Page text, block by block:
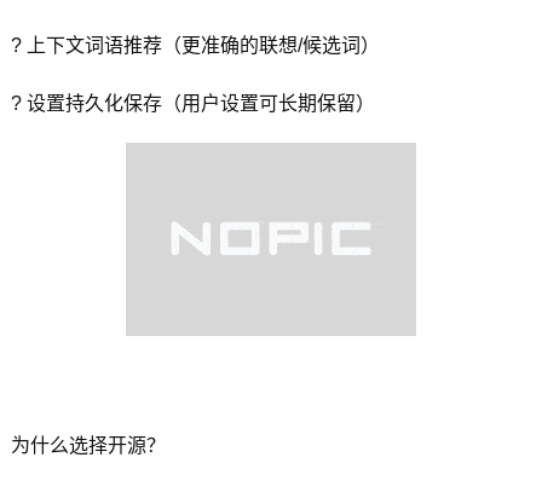
? 上下文词语推荐（更准确的联想/候选词）
? 设置持久化保存（用户设置可长期保留）
为什么选择开源？